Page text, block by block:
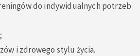
do indywidualnych potrzeb
i zdrowego stylu życia.